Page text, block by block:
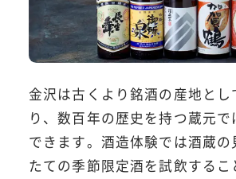
金沢は古くより銘酒の産地とし
り、数百年の歴史を持つ蔵元
できます。酒造体験では酒蔵の
たての季節限定酒を試飲するこ